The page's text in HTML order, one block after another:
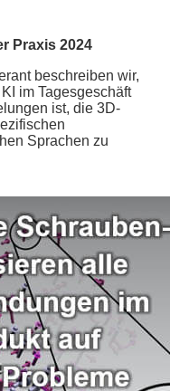
Praxis 2024
beschreiben wir,
im Tagesgeschäft
ist, die 3D-
Sprachen zu